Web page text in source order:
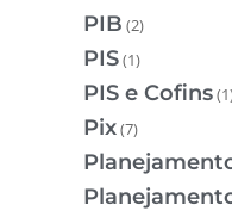
PIB (2)
PIS(1)
PIS e Cofins
Pix(7)